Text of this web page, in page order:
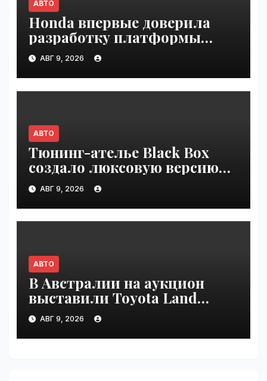
АВТО
Honda впервые доверила
разработку платформы
индийской компании Tata
Technologies | VseTime.ru
АВГ 9, 2026
АВТО
Тюнинг-ателье Black Box
создало люксовую версию
Land Cruiser 70 | VseTime.ru
АВГ 9, 2026
АВТО
В Австралии на аукцион
выставили Toyota Land
Cruiser 200, проехавший 1
млн км | VseTime.ru
АВГ 9, 2026